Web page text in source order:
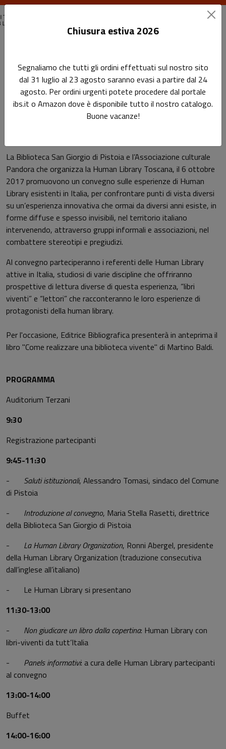
Human Library: esperienze e metodi in Italia
Human Library: esperienze e
metodi in Italia
Sottotitolo non presente
La Biblioteca San Giorgio di Pistoia e l’Associazione culturale
Pandora che organizza la Human Library Toscana, il 6 ottobre
2017 promuovono un convegno sulle esperienze di Human
Library esistenti in Italia, per confrontare punti di vista diversi
su un’esperienza innovativa che ormai da diversi anni esiste, in
forme diffuse e spesso invisibili, nel territorio italiano
intervenendo, attraverso gruppi informali e associazioni, nel
combattere stereotipi e pregiudizi.
Al convegno parteciperanno i referenti delle Human Library
attive in Italia, studiosi di varie discipline che offriranno
prospettive di lettura diverse di questa esperienza, “libri
viventi” e “lettori” che racconteranno le loro esperienze di
protagonisti della human library.
Per l'occasione, Editrice Bibliografica presenterà in anteprima il
libro "Come realizzare una biblioteca vivente" di Martino Baldi.
PROGRAMMA
Auditorium Terzani
9:30
Registrazione partecipanti
9:45-11:30
- Saluti istituzionali, Alessandro Tomasi, sindaco del Comune
di Pistoia
- Introduzione al convegno, Maria Stella Rasetti, direttrice
della Biblioteca San Giorgio di Pistoia
- La Human Library Organization, Ronni Abergel, presidente
della Human Library Organization (traduzione consecutiva
dall’inglese all’italiano)
- Le Human Library si presentano
11:30-13:00
- Non giudicare un libro dalla copertina: Human Library con
libri-viventi da tutt’Italia
- Panels informativi: a cura delle Human Library partecipanti
al convegno
13:00-14:00
Buffet
14:00-16:00
Chiusura estiva 2026
Segnaliamo che tutti gli ordini effettuati sul nostro sito
dal 31 luglio al 23 agosto saranno evasi a partire dal 24
agosto. Per ordini urgenti potete procedere dal portale
ibs.it o Amazon dove è disponibile tutto il nostro catalogo.
Buone vacanze!